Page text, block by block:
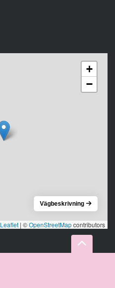
+
−
Leaflet | ©OpenStreetMapcontributors
Vägbeskrivning